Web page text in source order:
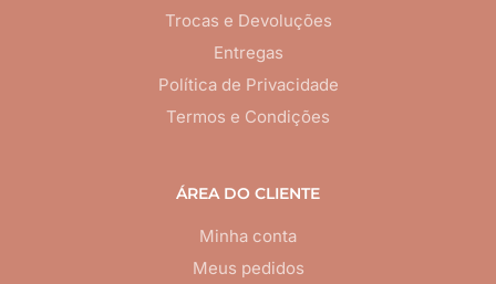
Trocas e Devoluções
Entregas
Política de Privacidade
Termos e Condições
ÁREA DO CLIENTE
Minha conta
Meus pedidos